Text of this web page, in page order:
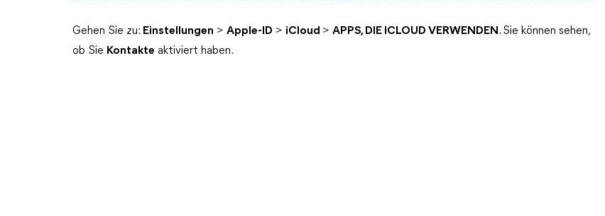
Gehen Sie zu: Einstellungen > Apple-ID > iCloud > APPS, DIE ICLOUD VERWENDEN . Sie können sehen,
ob Sie Kontakte aktiviert haben.